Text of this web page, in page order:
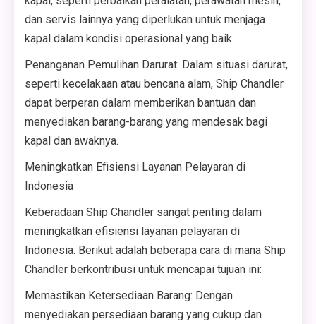
dan servis lainnya yang diperlukan untuk menjaga
kapal dalam kondisi operasional yang baik.
Penanganan Pemulihan Darurat: Dalam situasi darurat,
seperti kecelakaan atau bencana alam, Ship Chandler
dapat berperan dalam memberikan bantuan dan
menyediakan barang-barang yang mendesak bagi
kapal dan awaknya.
Meningkatkan Efisiensi Layanan Pelayaran di
Indonesia
Keberadaan Ship Chandler sangat penting dalam
meningkatkan efisiensi layanan pelayaran di
Indonesia. Berikut adalah beberapa cara di mana Ship
Chandler berkontribusi untuk mencapai tujuan ini:
Memastikan Ketersediaan Barang: Dengan
menyediakan persediaan barang yang cukup dan